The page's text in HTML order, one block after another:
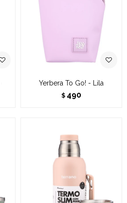
Yerbera To Go! - Lila
$ 490